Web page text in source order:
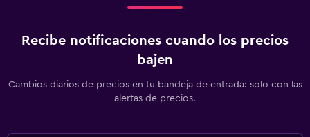
Recibe notificaciones cuando los precios
bajen
Cambios diarios de precios en tu bandeja de entrada: solo con las
alertas de precios.